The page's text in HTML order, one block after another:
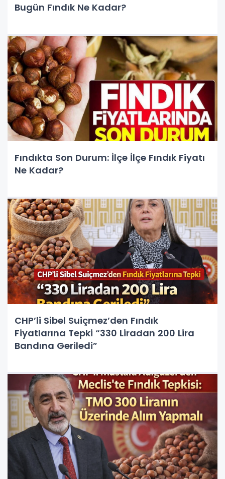
Bugün Fındık Ne Kadar?
Fındıkta Son Durum: İlçe İlçe Fındık Fiyatı
Ne Kadar?
CHP’li Sibel Suiçmez’den Fındık
Fiyatlarına Tepki “330 Liradan 200 Lira
Bandına Geriledi”